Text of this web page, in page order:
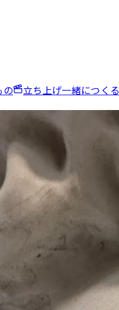
の 立ち上げ一緒につくる